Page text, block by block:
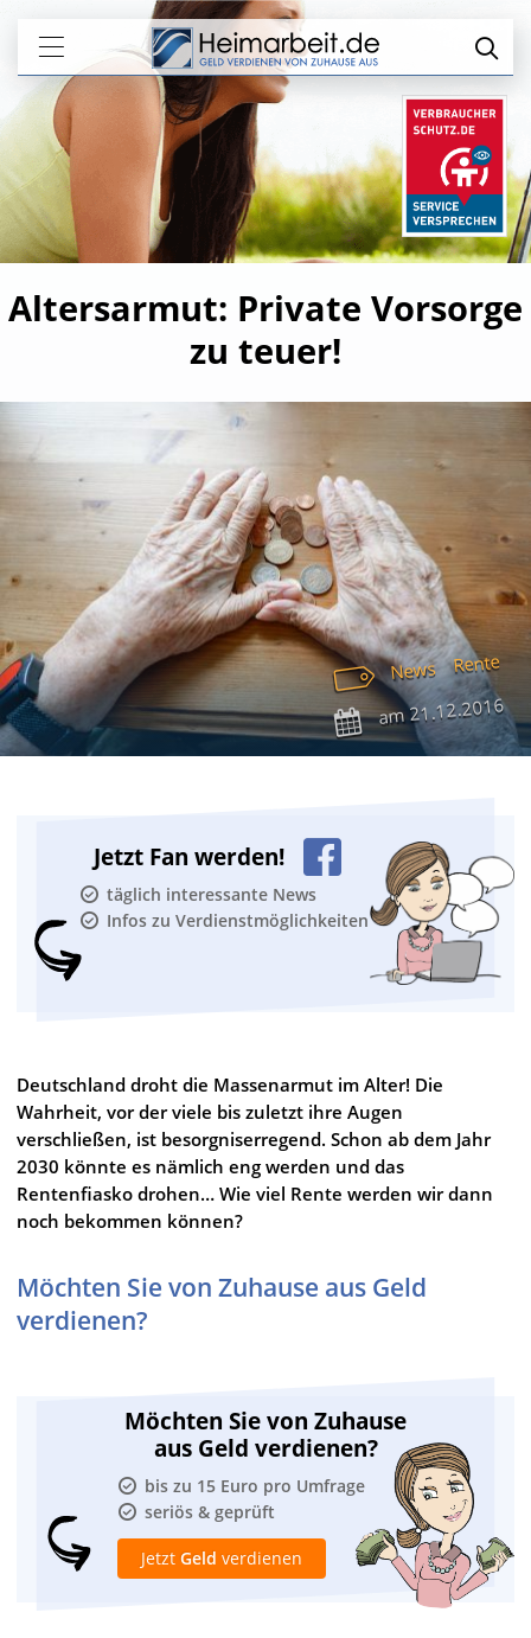
Altersarmut: Private Vorsorge
zu teuer!
News Rente
am21.12.2016
Jetzt Fan werden!
täglich interessante News
Infos zu Verdienstmöglichkeiten
Deutschland droht die Massenarmut im Alter! Die
Wahrheit, vor der viele bis zuletzt ihre Augen
verschließen, ist besorgniserregend. Schon ab dem Jahr
2030 könnte es nämlich eng werden und das
Rentenfiasko drohen… Wie viel Rente werden wir dann
noch bekommen können?
Möchten Sie von Zuhause aus Geld
verdienen?
Möchten Sie von Zuhause
aus Geld verdienen?
bis zu 15 Euro pro Umfrage
seriös & geprüft
Jetzt Geld verdienen